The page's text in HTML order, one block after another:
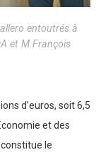
entoutrés à
et M.François
d’euros, soit 6,5
et des
le